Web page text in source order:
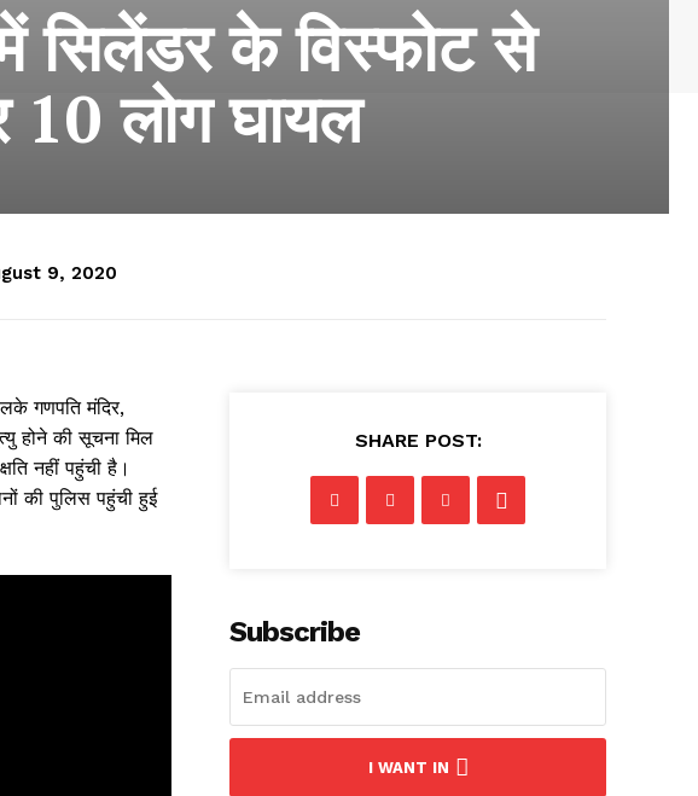
सिलेंडर के विस्फोट से
10 लोग घायल
9, 2020
गणपति मंदिर,
होने की सूचना मिल
नहीं पहुंची है।
की पुलिस पहुंची हुई
SHARE POST:
Subscribe
I WANT IN